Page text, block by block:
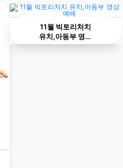
11월 빅토리처치
유치,아동부 영상
예배